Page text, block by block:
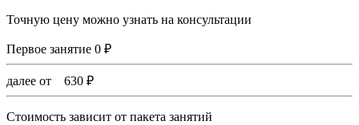
Точную цену можно узнать на консультации
Первое занятие 0 ₽
далее от 630 ₽
Стоимость зависит от пакета занятий